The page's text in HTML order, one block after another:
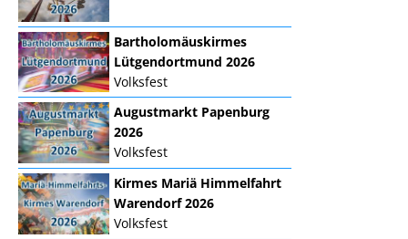
Bartholomäuskirmes
Lütgendortmund 2026
Volksfest
Augustmarkt Papenburg
2026
Volksfest
Kirmes Mariä Himmelfahrt
Warendorf 2026
Volksfest